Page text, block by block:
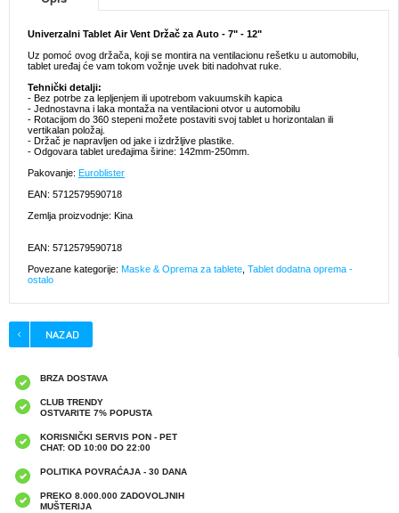
Univerzalni Tablet Air Vent Držač za Auto - 7" - 12"
Uz pomoć ovog držača, koji se montira na ventilacionu rešetku u automobilu,
tablet uređaj će vam tokom vožnje uvek biti nadohvat ruke.
Tehnički detalji:
- Bez potrbe za lepljenjem ili upotrebom vakuumskih kapica
- Jednostavna i laka montaža na ventilacioni otvor u automobilu
- Rotacijom do 360 stepeni možete postaviti svoj tablet u horizontalan ili
vertikalan položaj.
- Držač je napravljen od jake i izdržljive plastike.
- Odgovara tablet uređajima širine: 142mm-250mm.
Pakovanje: Euroblister
EAN: 5712579590718
Zemlja proizvodnje: Kina
EAN: 5712579590718
Povezane kategorije: Maske & Oprema za tablete Tablet dodatna oprema -
ostalo
BRZA DOSTAVA
CLUB TRENDY
OSTVARITE 7% POPUSTA
KORISNIČKI SERVIS PON - PET
CHAT: OD 10:00 DO 22:00
POLITIKA POVRAĆAJA - 30 DANA
PREKO 8.000.000 ZADOVOLJNIH
MUŠTERIJA